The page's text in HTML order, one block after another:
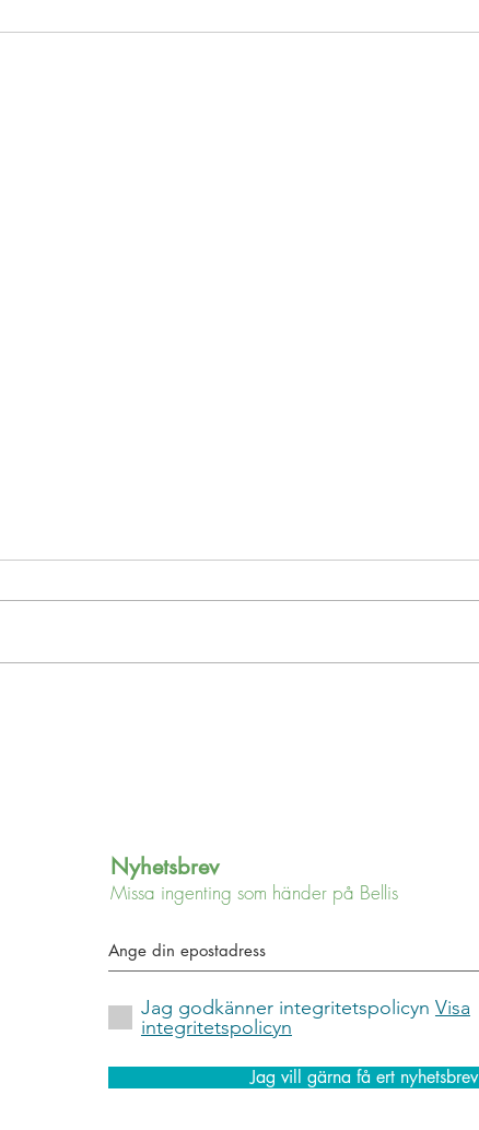
offer för transfobin. Vila i frid 1...
Nyhetsbrev
Missa ingenting som händer på Bellis
Jag godkänner integritetspolicyn Visa
integritetspolicyn
Jag vill gärna få ert nyhetsbrev